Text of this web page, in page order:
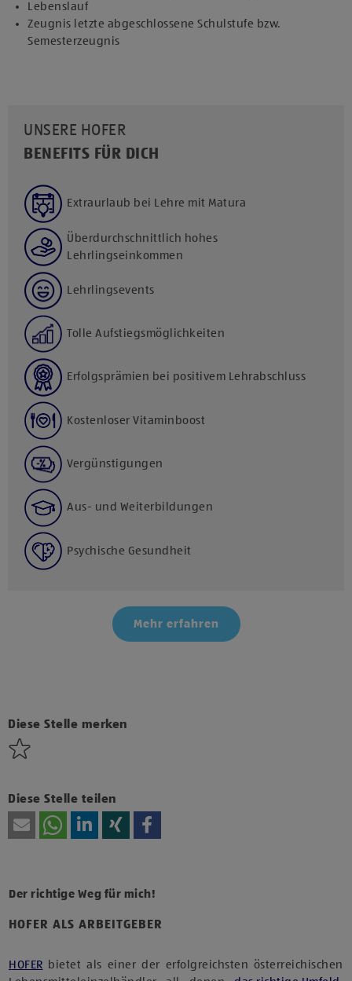
Lebenslauf
Zeugnis letzte abgeschlossene Schulstufe bzw.
Semesterzeugnis
UNSERE HOFER
BENEFITS FÜR DICH
Extraurlaub bei Lehre mit Matura
Überdurchschnittlich hohes
Lehrlingseinkommen
Lehrlingsevents
Tolle Aufstiegsmöglichkeiten
Erfolgsprämien bei positivem Lehrabschluss
Kostenloser Vitaminboost
Vergünstigungen
Aus- und Weiterbildungen
Psychische Gesundheit
Mehr erfahren
Diese Stelle merken
Diese Stelle teilen
HOFER ALS ARBEITGEBER
Der richtige Weg für mich!
HOFER bietet als einer der erfolgreichsten österreichischen